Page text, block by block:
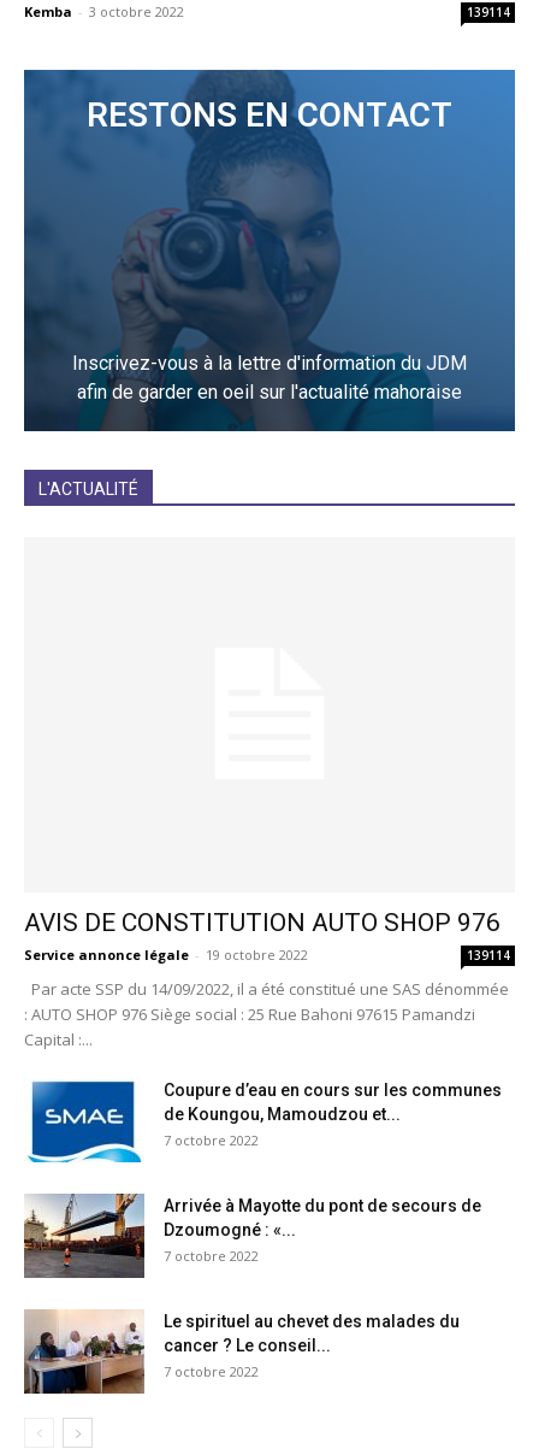
Kemba - 3 octobre 2022 139114
RESTONS EN CONTACT
Inscrivez-vous à la lettre d'information du JDM
afin de garder en oeil sur l'actualité mahoraise
L'ACTUALITÉ
AVIS DE CONSTITUTION AUTO SHOP 976
Service annonce légale - 19 octobre 2022 139114
Par acte SSP du 14/09/2022, il a été constitué une SAS dénommée
: AUTO SHOP 976 Siège social : 25 Rue Bahoni 97615 Pamandzi
Capital :...
Coupure d’eau en cours sur les communes
de Koungou, Mamoudzou et...
7 octobre 2022
Arrivée à Mayotte du pont de secours de
Dzoumogné : «...
7 octobre 2022
Le spirituel au chevet des malades du
cancer ? Le conseil...
7 octobre 2022